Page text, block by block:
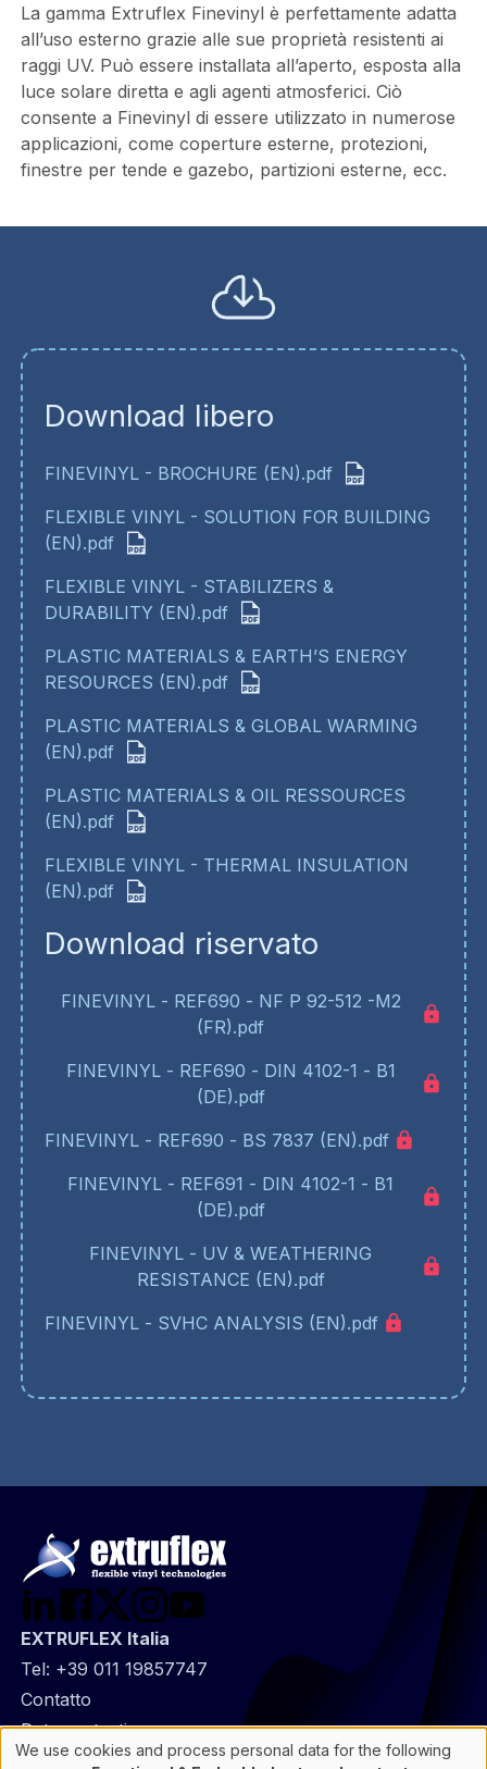
La gamma Extruflex Finevinyl è perfettamente adatta
all’uso esterno grazie alle sue proprietà resistenti ai
raggi UV. Può essere installata all’aperto, esposta alla
luce solare diretta e agli agenti atmosferici. Ciò
consente a Finevinyl di essere utilizzato in numerose
applicazioni, come coperture esterne, protezioni,
finestre per tende e gazebo, partizioni esterne, ecc.
Download libero
FINEVINYL - BROCHURE (EN).pdf
FLEXIBLE VINYL - SOLUTION FOR BUILDING
(EN).pdf
FLEXIBLE VINYL - STABILIZERS &
DURABILITY (EN).pdf
PLASTIC MATERIALS & EARTH’S ENERGY
RESOURCES (EN).pdf
PLASTIC MATERIALS & GLOBAL WARMING
(EN).pdf
PLASTIC MATERIALS & OIL RESSOURCES
(EN).pdf
FLEXIBLE VINYL - THERMAL INSULATION
(EN).pdf
Download riservato
FINEVINYL - REF690 - NF P 92-512 -M2
(FR).pdf
FINEVINYL - REF690 - DIN 4102-1 - B1
(DE).pdf
FINEVINYL - REF690 - BS 7837 (EN).pdf
FINEVINYL - REF691 - DIN 4102-1 - B1
(DE).pdf
FINEVINYL - UV & WEATHERING
RESISTANCE (EN).pdf
FINEVINYL - SVHC ANALYSIS (EN).pdf
EXTRUFLEX Italia
Tel: +39 011 19857747
@
Footer
infos
Contatto
Data protection
General Information
Use
We use cookies and process personal data for the following